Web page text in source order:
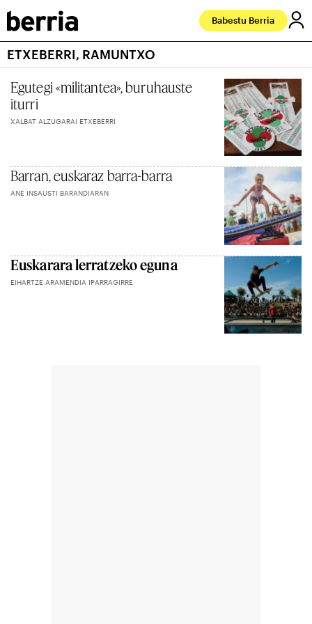
Babestu Berria
ETXEBERRI, RAMUNTXO
Egutegi «militantea», buruhauste
iturri
XALBAT ALZUGARAI ETXEBERRI
Barran, euskaraz barra-barra
ANE INSAUSTI BARANDIARAN
Euskarara lerratzeko eguna
EIHARTZE ARAMENDIA IPARRAGIRRE